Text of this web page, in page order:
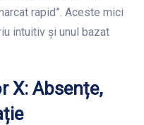
rapid”. Aceste mici
intuitiv și unul bazat
X: Absențe,